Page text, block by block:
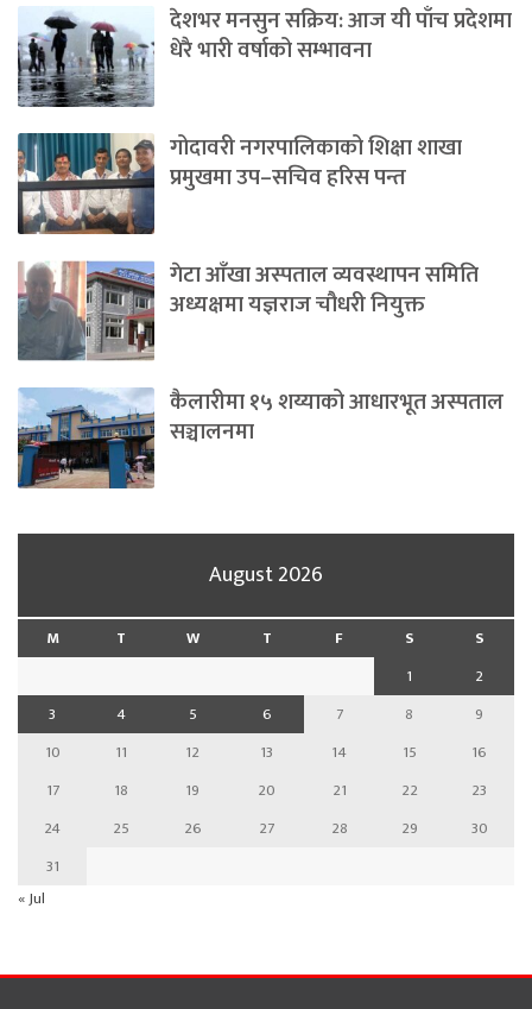
देशभर मनसुन सक्रिय: आज यी पाँच प्रदेशमा
धेरै भारी वर्षाको सम्भावना
गोदावरी नगरपालिकाको शिक्षा शाखा
प्रमुखमा उप–सचिव हरिस पन्त
गेटा आँखा अस्पताल व्यवस्थापन समिति
अध्यक्षमा यज्ञराज चौधरी नियुक्त
कैलारीमा १५ शय्याको आधारभूत अस्पताल
सञ्चालनमा
August 2026
M T W T F S
S
1
2
3
4 5 6 7 8
9
10
11 12 13 14 15
16
17
18 19 20 21 22
23
24
25 26 27 28 29
30
31
« Jul